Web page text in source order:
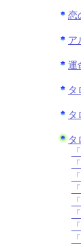
恋
ア
運
タ
タ
タ